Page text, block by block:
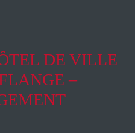
DE VILLE
–